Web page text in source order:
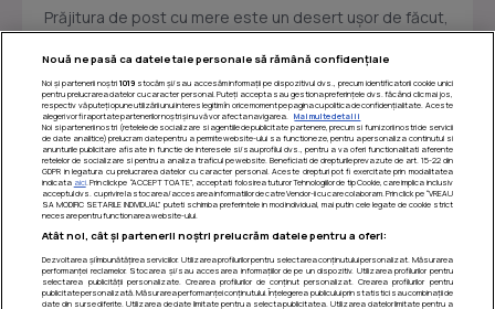
Prăjitura de post cu mere este un desert ușor de făcut,
sau...
Nouă ne pasă ca datele tale personale să rămână confidențiale
Noi și partenerii noștri 1019stocăm și/sau accesăm informații pe dispozitivul dvs., precum identificatorii cookie unici
pentru prelucrarea datelor cu caracter personal. Puteți accepta sau gestiona preferințele dvs. făcând clic mai jos,
respectiv vă puteți opune utilizării unui interes legitim în orice moment pe pagina cu politica de confidențialitate. Aceste
alegeri vor fi raportate partenerilor noștri și nu vă vor afecta navigarea.
Mai multe detalii
Noi si partenerii nostri (retelele de socializare si agentiile de publicitate partenere, precum si furnizorii nostri de servicii
de date analitice) prelucram date pentru a permite website-ului sa functioneze, pentru a personaliza continutul si
anunturile publicitare afisate in functie de interesele si/sau profilul dvs., pentru a va oferi functionalitati aferente
retelelor de socializare si pentru a analiza traficul pe website. Beneficiati de drepturile prevazute de art. 15-22 din
GDPR in legatura cu prelucrarea datelor cu caracter personal. Aceste drepturi pot fi exercitate prin modalitatea
indicata aici. Prin click pe “ACCEPT TOATE”, acceptati folosirea tuturor Tehnologiilor de tip Cookie, care implica inclusiv
acceptul dvs. cu privire la stocarea/accesarea informatiilor de catre Vendor-ii cu care colaboram. Prin click pe “VREAU
SA MODIFIC SETARILE INDIVIDUAL” puteti schimba preferintele in mod individual, mai putin cele legate de cookie strict
necesare pentru functionarea website-ului.
Atât noi, cât și partenerii noștri prelucrăm datele pentru a oferi:
Dezvoltarea și îmbunătățirea serviciilor. Utilizarea profilurilor pentru selectarea conținutului personalizat. Măsurarea
performanței reclamelor. Stocarea și/sau accesarea informațiilor de pe un dispozitiv. Utilizarea profilurilor pentru
selectarea publicității personalizate. Crearea profilurilor de conținut personalizat. Crearea profilurilor pentru
publicitate personalizată. Măsurarea performanței conținutului. Înțelegerea publicului prin statistici sau combinații de
date din surse diferite. Utilizarea de date limitate pentru a selecta publicitatea. Utilizarea datelor limitate pentru a